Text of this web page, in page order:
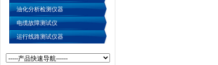
油化分析检测仪器
电缆故障测试仪
运行线路测试仪器